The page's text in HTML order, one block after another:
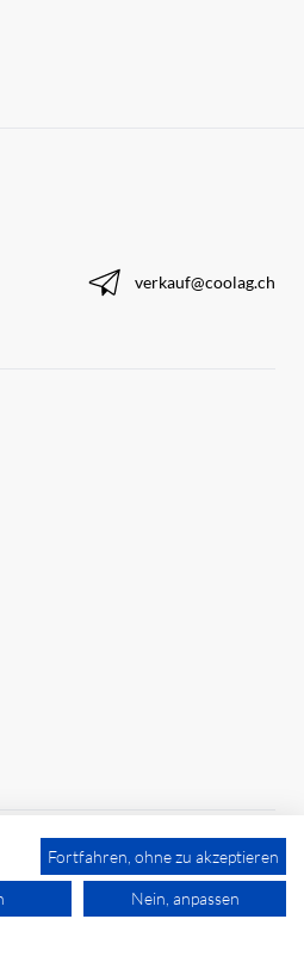
verkauf@coolag.ch
Fortfahren, ohne zu akzeptieren
Nein, anpassen